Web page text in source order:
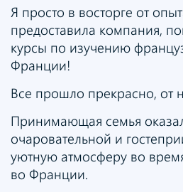
Я просто в восторге от
предоставила компания,
курсы по изучению
Франции!
Все прошло прекрасно, от
Принимающая семья
очаровательной и
уютную атмосферу во
во Франции.